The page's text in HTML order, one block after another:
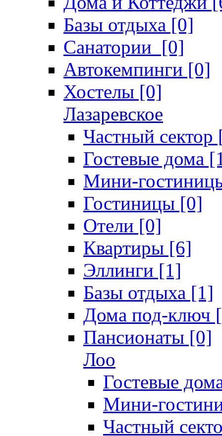
Базы отдыха [0]
Санатории [0]
Автокемпинги [0]
Хостелы [0]
Лазаревское
Частный сектор
Гостевые дома
Мини-
Гостиницы [0]
Отели [0]
Квартиры [6]
Эллинги [1]
Базы отдыха [1]
Дома под-ключ
Пансионаты [0]
Лоо
Гостевые
Мини-
Частный